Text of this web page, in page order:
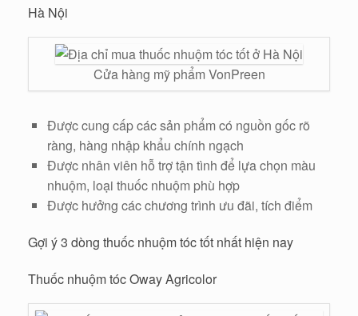
Hà Nội
Cửa hàng mỹ phẩm VonPreen
Được cung cấp các sản phẩm có nguồn gốc rõ
ràng, hàng nhập khẩu chính ngạch
Được nhân viên hỗ trợ tận tình để lựa chọn màu
nhuộm, loại thuốc nhuộm phù hợp
Được hưởng các chương trình ưu đãi, tích điểm
Gợi ý 3 dòng thuốc nhuộm tóc tốt nhất hiện nay
Thuốc nhuộm tóc Oway Agricolor